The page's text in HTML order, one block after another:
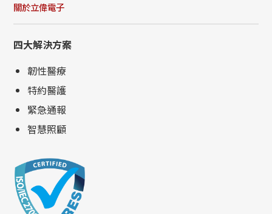
關於立偉電子
四大解決方案
韌性醫療
特約醫護
緊急通報
智慧照顧